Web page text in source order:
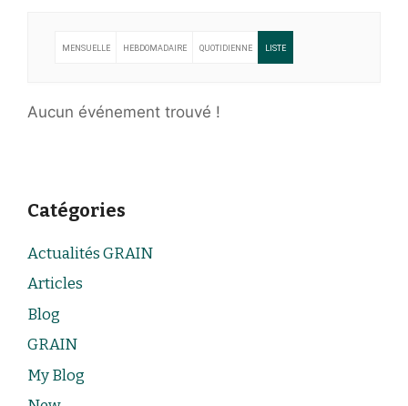
MENSUELLE HEBDOMADAIRE QUOTIDIENNE LISTE
Aucun événement trouvé !
Catégories
Actualités GRAIN
Articles
Blog
GRAIN
My Blog